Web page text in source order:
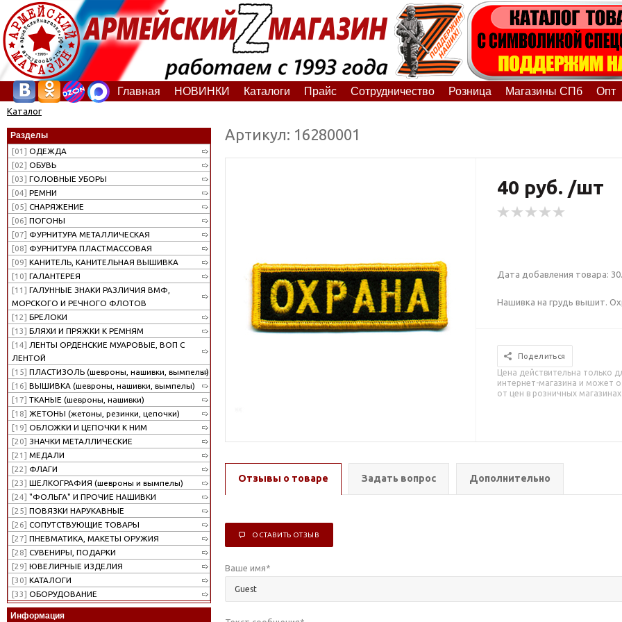
Главная НОВИНКИ Каталоги Прайс Сотрудничество Розница Магазины СПб Опт
Каталог
Разделы
[01] ОДЕЖДА
[02] ОБУВЬ
[03] ГОЛОВНЫЕ УБОРЫ
[04] РЕМНИ
[05] СНАРЯЖЕНИЕ
[06] ПОГОНЫ
[07] ФУРНИТУРА МЕТАЛЛИЧЕСКАЯ
[08] ФУРНИТУРА ПЛАСТМАССОВАЯ
[09] КАНИТЕЛЬ, КАНИТЕЛЬНАЯ ВЫШИВКА
[10] ГАЛАНТЕРЕЯ
[11] ГАЛУННЫЕ ЗНАКИ РАЗЛИЧИЯ ВМФ,
МОРСКОГО И РЕЧНОГО ФЛОТОВ
[12] БРЕЛОКИ
[13] БЛЯХИ И ПРЯЖКИ К РЕМНЯМ
[14] ЛЕНТЫ ОРДЕНСКИЕ МУАРОВЫЕ, ВОП С
ЛЕНТОЙ
[15] ПЛАСТИЗОЛЬ (шевроны, нашивки, вымпелы)
[16] ВЫШИВКА (шевроны, нашивки, вымпелы)
[17] ТКАНЫЕ (шевроны, нашивки)
[18] ЖЕТОНЫ (жетоны, резинки, цепочки)
[19] ОБЛОЖКИ И ЦЕПОЧКИ К НИМ
[20] ЗНАЧКИ МЕТАЛЛИЧЕСКИЕ
[21] МЕДАЛИ
[22] ФЛАГИ
[23] ШЕЛКОГРАФИЯ (шевроны и вымпелы)
[24] "ФОЛЬГА" И ПРОЧИЕ НАШИВКИ
[25] ПОВЯЗКИ НАРУКАВНЫЕ
[26] СОПУТСТВУЮЩИЕ ТОВАРЫ
[27] ПНЕВМАТИКА, МАКЕТЫ ОРУЖИЯ
[28] СУВЕНИРЫ, ПОДАРКИ
[29] ЮВЕЛИРНЫЕ ИЗДЕЛИЯ
[30] КАТАЛОГИ
[33] ОБОРУДОВАНИЕ
Информация
Артикул: 16280001
40 руб. /шт
Дата добавления товара:
Нашивка на грудь вышит.
Поделиться
Цена действительна только
интернет-магазина и может
от цен в розничных магазинах
Отзывы о товаре Задать вопрос Дополнительно
ОСТАВИТЬ ОТЗЫВ
Ваше имя*